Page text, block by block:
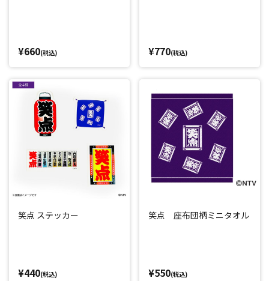
¥660(税込) ¥770(税込)
笑点 ステッカー
¥440(税込)
笑点 座布団柄ミニタオル
¥550(税込)